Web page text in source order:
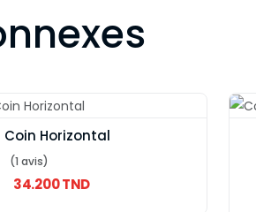
Coin Horizontal
(1 avis)
34.200 TND